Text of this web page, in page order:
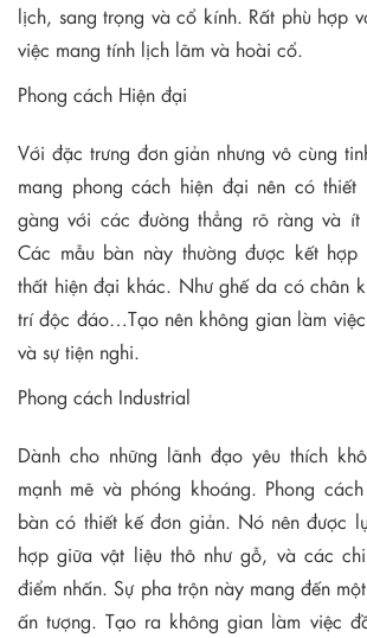
lịch, sang trọng và cổ kính. Rất phù hợp
việc mang tính lịch lãm và hoài cổ.
Phong cách Hiện đại
Với đặc trưng đơn giản nhưng vô cùng
mang phong cách hiện đại nên có
gàng với các đường thẳng rõ ràng và
Các mẫu bàn này thường được kết
thất hiện đại khác. Như ghế da có chân
trí độc đáo…Tạo nên không gian làm
và sự tiện nghi.
Phong cách Industrial
Dành cho những lãnh đạo yêu thích
mạnh mẽ và phóng khoáng. Phong
bàn có thiết kế đơn giản. Nó nên được
hợp giữa vật liệu thô như gỗ, và các
điểm nhấn. Sự pha trộn này mang đến
ấn tượng. Tạo ra không gian làm việc